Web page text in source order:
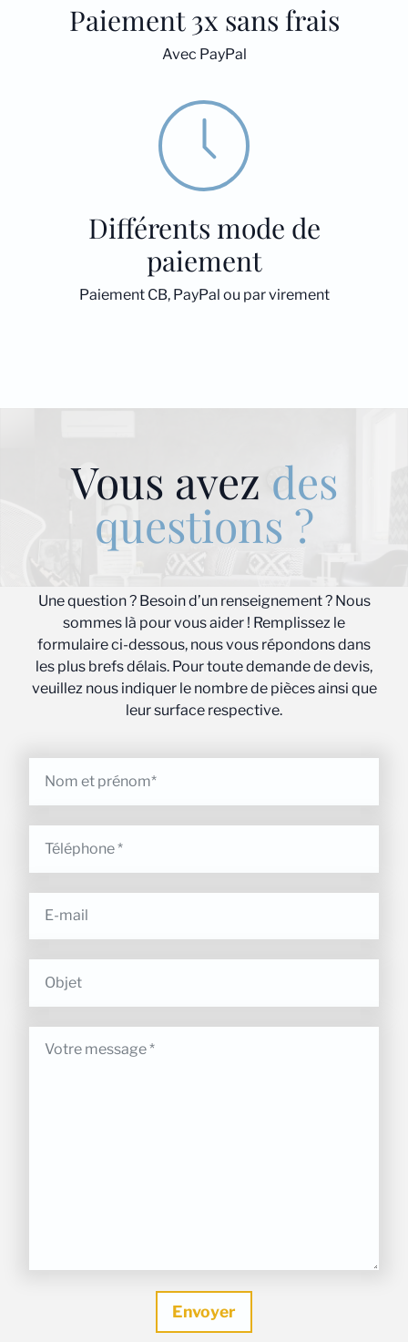
Paiement 3x sans frais
Avec PayPal
Différents mode de
paiement
Paiement CB, PayPal ou par virement
Vous avez des
questions ?
Une question ? Besoin d’un renseignement ? Nous
sommes là pour vous aider ! Remplissez le
formulaire ci-dessous, nous vous répondons dans
les plus brefs délais. Pour toute demande de devis,
veuillez nous indiquer le nombre de pièces ainsi que
leur surface respective.